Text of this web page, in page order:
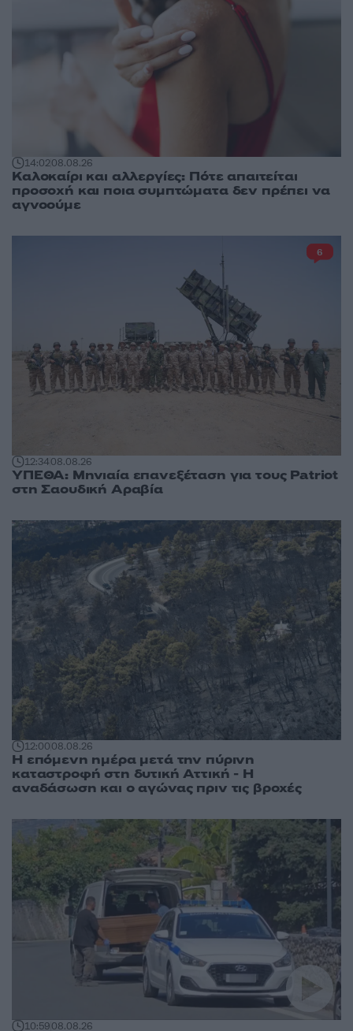
14:0208.08.26
Καλοκαίρι και αλλεργίες: Πότε απαιτείται
προσοχή και ποια συμπτώματα δεν πρέπει να
αγνοούμε
12:3408.08.26
ΥΠΕΘΑ: Μηνιαία επανεξέταση για τους Patriot
στη Σαουδική Αραβία
6
12:0008.08.26
Η επόμενη ημέρα μετά την πύρινη
καταστροφή στη δυτική Αττική - Η
αναδάσωση και ο αγώνας πριν τις βροχές
10:5908.08.26